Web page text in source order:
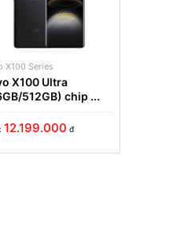
X100 Series
X100 Ultra
512GB) chip ...
12.199.000 đ